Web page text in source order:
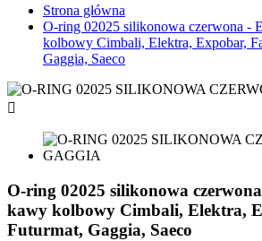
Strona główna
O-ring 02025 silikonowa czerwona -
kolbowy Cimbali, Elektra, Expobar,
Gaggia, Saeco

O-ring 02025 silikonowa
kawy kolbowy Cimbali, Elektra,
Futurmat, Gaggia, Saeco